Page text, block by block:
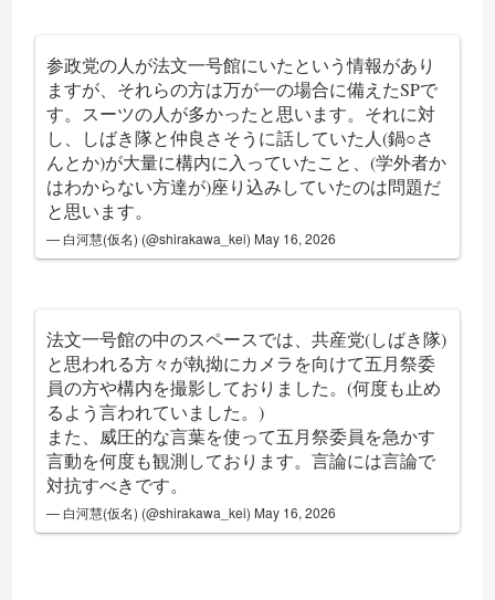
参政党の人が法文一号館にいたという情報があり
ますが、それらの方は万が一の場合に備えたSPで
す。スーツの人が多かったと思います。それに対
し、しばき隊と仲良さそうに話していた人(鍋○さ
んとか)が大量に構内に入っていたこと、(学外者か
はわからない方達が)座り込みしていたのは問題だ
と思います。
— 白河慧(仮名) (@shirakawa_kei) May 16, 2026
法文一号館の中のスペースでは、共産党(しばき隊)
と思われる方々が執拗にカメラを向けて五月祭委
員の方や構内を撮影しておりました。(何度も止め
るよう言われていました。)
また、威圧的な言葉を使って五月祭委員を急かす
言動を何度も観測しております。言論には言論で
対抗すべきです。
— 白河慧(仮名) (@shirakawa_kei) May 16, 2026